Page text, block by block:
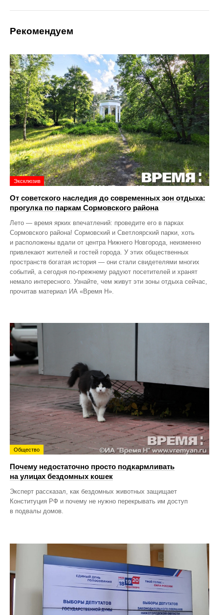
Рекомендуем
Эксклюзив
От советского наследия до современных зон отдыха:
прогулка по паркам Сормовского района
Лето — время ярких впечатлений: проведите его в парках
Сормовского района! Сормовский и Светлоярский парки, хоть
и расположены вдали от центра Нижнего Новгорода, неизменно
привлекают жителей и гостей города. У этих общественных
пространств богатая история — они стали свидетелями многих
событий, а сегодня по‑прежнему радуют посетителей и хранят
немало интересного. Узнайте, чем живут эти зоны отдыха сейчас,
прочитав материал ИА «Время Н».
Общество
Почему недостаточно просто подкармливать
на улицах бездомных кошек
Эксперт рассказал, как бездомных животных защищает
Конституция РФ и почему не нужно перекрывать им доступ
в подвалы домов.